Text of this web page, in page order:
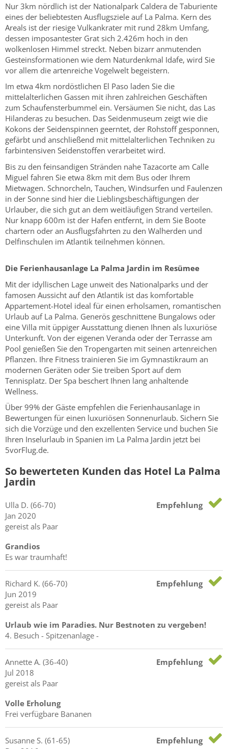
Nur 3km nördlich ist der Nationalpark Caldera de Taburiente
eines der beliebtesten Ausflugsziele auf La Palma. Kern des
Areals ist der riesige Vulkankrater mit rund 28km Umfang,
dessen imposantester Grat sich 2.426m hoch in den
wolkenlosen Himmel streckt. Neben bizarr anmutenden
Gesteinsformationen wie dem Naturdenkmal Idafe, wird Sie
vor allem die artenreiche Vogelwelt begeistern.
Im etwa 4km nordöstlichen El Paso laden Sie die
mittelalterlichen Gassen mit ihren zahlreichen Geschäften
zum Schaufensterbummel ein. Versäumen Sie nicht, das Las
Hilanderas zu besuchen. Das Seidenmuseum zeigt wie die
Kokons der Seidenspinnen geerntet, der Rohstoff gesponnen,
gefärbt und anschließend mit mittelalterlichen Techniken zu
farbintensiven Seidenstoffen verarbeitet wird.
Bis zu den feinsandigen Stränden nahe Tazacorte am Calle
Miguel fahren Sie etwa 8km mit dem Bus oder Ihrem
Mietwagen. Schnorcheln, Tauchen, Windsurfen und Faulenzen
in der Sonne sind hier die Lieblingsbeschäftigungen der
Urlauber, die sich gut an dem weitläufigen Strand verteilen.
Nur knapp 600m ist der Hafen entfernt, in dem Sie Boote
chartern oder an Ausflugsfahrten zu den Walherden und
Delfinschulen im Atlantik teilnehmen können.
Die Ferienhausanlage La Palma Jardin im Resümee
Mit der idyllischen Lage unweit des Nationalparks und der
famosen Aussicht auf den Atlantik ist das komfortable
Appartement-Hotel ideal für einen erholsamen, romantischen
Urlaub auf La Palma. Generös geschnittene Bungalows oder
eine Villa mit üppiger Ausstattung dienen Ihnen als luxuriöse
Unterkunft. Von der eigenen Veranda oder der Terrasse am
Pool genießen Sie den Tropengarten mit seinen artenreichen
Pflanzen. Ihre Fitness trainieren Sie im Gymnastikraum an
modernen Geräten oder Sie treiben Sport auf dem
Tennisplatz. Der Spa beschert Ihnen lang anhaltende
Wellness.
Über 99% der Gäste empfehlen die Ferienhausanlage in
Bewertungen für einen luxuriösen Sonnenurlaub. Sichern Sie
sich die Vorzüge und den exzellenten Service und buchen Sie
Ihren Inselurlaub in Spanien im La Palma Jardin jetzt bei
5vorFlug.de.
So bewerteten Kunden das Hotel La Palma
Jardin
Ulla D. (66-70)
Jan 2020
gereist als Paar
Empfehlung
Grandios
Es war traumhaft!
Richard K. (66-70)
Jun 2019
gereist als Paar
Empfehlung
Urlaub wie im Paradies. Nur Bestnoten zu vergeben!
4. Besuch - Spitzenanlage -
Annette A. (36-40)
Jul 2018
gereist als Paar
Empfehlung
Volle Erholung
Frei verfügbare Bananen
Susanne S. (61-65)
Empfehlung